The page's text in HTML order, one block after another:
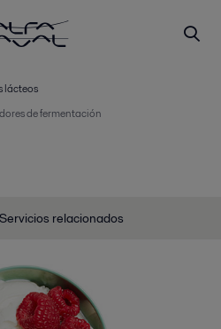
lácteos
de fermentación
Servicios relacionados